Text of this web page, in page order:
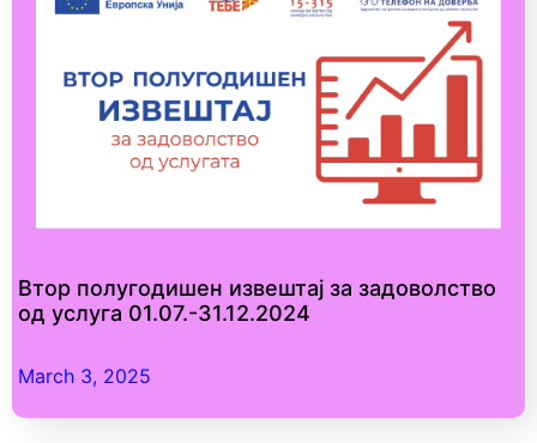
Втор полугодишен извештај за задоволство
од услуга 01.07.-31.12.2024
March 3, 2025